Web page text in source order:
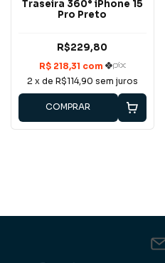
Traseira 360° iPhone 15
Pro Preto
R$229,80
2 x de R$114,90 sem juros
COMPRAR